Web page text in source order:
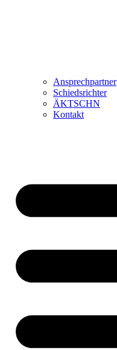
Ansprechpartner
Schiedsrichter
ÄKTSCHN
Kontakt